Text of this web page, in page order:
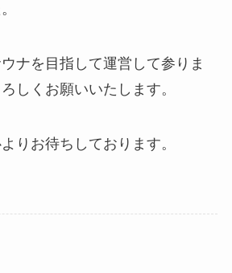
ナを目指して運営して参りま
しくお願いいたします。
りお待ちしております。